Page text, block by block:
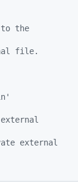
the
file.
external